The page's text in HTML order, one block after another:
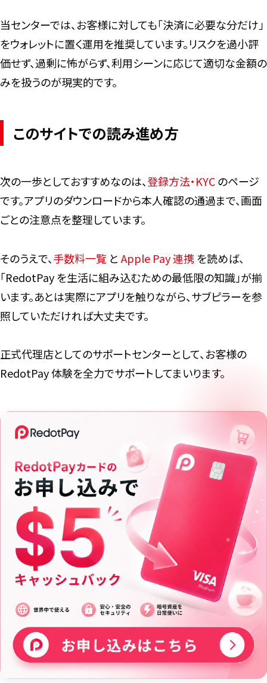
当センターでは、お客様に対しても「決済に必要な分だけ」
をウォレットに置く運用を推奨しています。リスクを過小評
価せず、過剰に怖がらず、利用シーンに応じて適切な金額の
みを扱うのが現実的です。
このサイトでの読み進め方
次の一歩としておすすめなのは、登録方法・KYCのページ
です。アプリのダウンロードから本人確認の通過まで、画面
ごとの注意点を整理しています。
そのうえで、手数料一覧 と Apple Pay 連携を読めば、
「RedotPay を生活に組み込むための最低限の知識」が揃
います。あとは実際にアプリを触りながら、サブピラーを参
照していただければ大丈夫です。
正式代理店としてのサポートセンターとして、お客様の
RedotPay 体験を全力でサポートしてまいります。